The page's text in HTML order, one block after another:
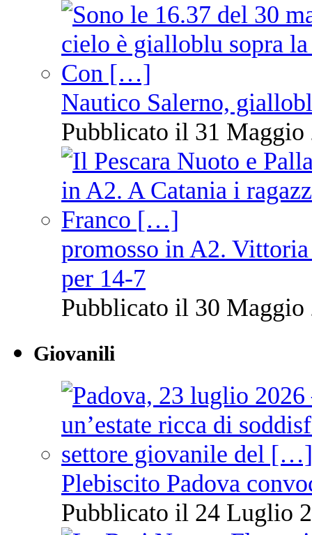
Nautico Salerno,
Pubblicato il 31 Maggio
promosso in A2.
per 14-7
Pubblicato il 30 Maggio
Giovanili
Plebiscito Padova
Pubblicato il 24 Luglio